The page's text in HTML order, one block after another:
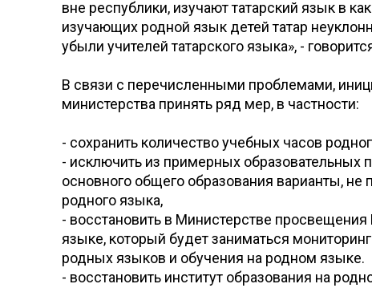
вне республики, изучают татарский язык в
изучающих родной язык детей татар
убыли учителей татарского языка», -
В связи с перечисленными проблемами,
министерства принять ряд мер, в частности:
- сохранить количество учебных часов
- исключить из примерных образовательных
основного общего образования варианты,
родного языка,
- восстановить в Министерстве
языке, который будет заниматься
родных языков и обучения на родном языке.
- восстановить институт образования на